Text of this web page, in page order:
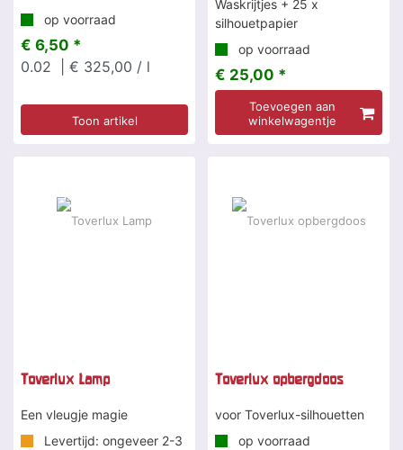
op voorraad
€ 6,50 *
0.02
| € 325,00 / l
Toon artikel
Waskrijtjes + 25 x
silhouetpapier
op voorraad
€ 25,00 *
Toevoegen aan
winkelwagentje
-7 %
Toverlux Lamp
Een vleugje magie
Levertijd: ongeveer 2-3
Toverlux opbergdoos
voor Toverlux-silhouetten
op voorraad